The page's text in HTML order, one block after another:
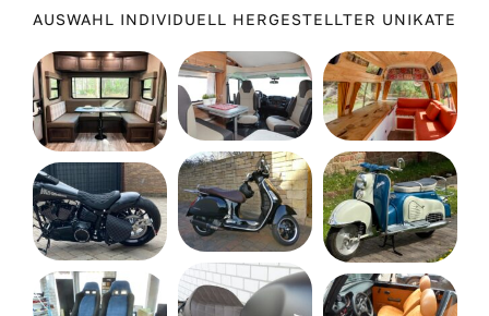
AUSWAHL INDIVIDUELL HERGESTELLTER UNIKATE